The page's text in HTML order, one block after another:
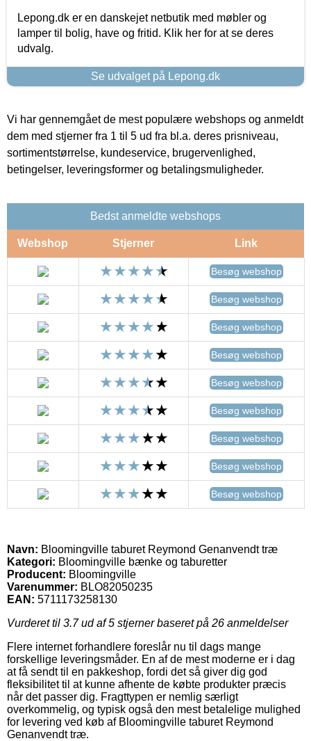
Lepong.dk er en danskejet netbutik med møbler og
lamper til bolig, have og fritid. Klik her for at se deres
udvalg.
Se udvalget på Lepong.dk
Vi har gennemgået de mest populære webshops og anmeldt
dem med stjerner fra 1 til 5 ud fra bl.a. deres prisniveau,
sortimentstørrelse, kundeservice, brugervenlighed,
betingelser, leveringsformer og betalingsmuligheder.
Bedst anmeldte webshops
Webshop Stjerner Link
Besøg webshop
Besøg webshop
Besøg webshop
Besøg webshop
Besøg webshop
Besøg webshop
Besøg webshop
Besøg webshop
Besøg webshop
Navn: Bloomingville taburet Reymond Genanvendt træ
Kategori: Bloomingville bænke og taburetter
Producent: Bloomingville
Varenummer: BLO82050235
EAN: 5711173258130
Vurderet til 3.7ud af 5 stjerner baseret på 26 anmeldelser
Flere internet forhandlere foreslår nu til dags mange
forskellige leveringsmåder. En af de mest moderne er i dag
at få sendt til en pakkeshop, fordi det så giver dig god
fleksibilitet til at kunne afhente de købte produkter præcis
når det passer dig. Fragttypen er nemlig særligt
overkommelig, og typisk også den mest betalelige mulighed
for levering ved køb af Bloomingville taburet Reymond
Genanvendt træ.